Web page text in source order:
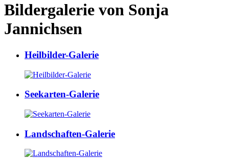
Bildergalerie von Sonja
Jannichsen
Heilbilder-Galerie
Seekarten-Galerie
Landschaften-Galerie